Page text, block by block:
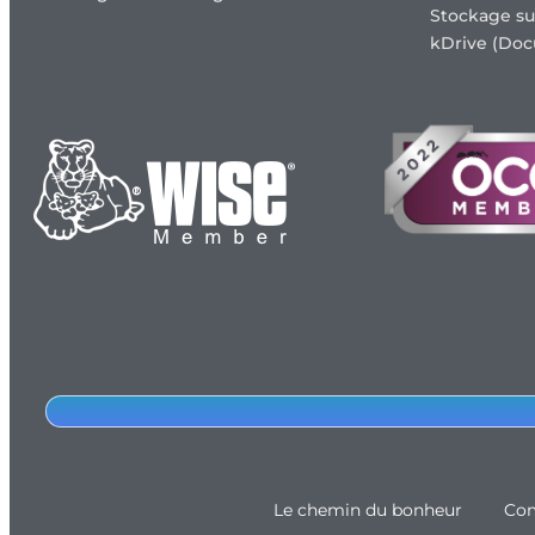
Stockage
kDrive
Le chemin du bonheur